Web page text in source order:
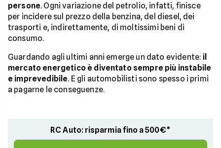
persone. Ogni variazione del petrolio, infatti, finisce
per incidere sul prezzo della benzina, del diesel, dei
trasporti e, indirettamente, di moltissimi beni di
consumo.
Guardando agli ultimi anni emerge un dato evidente: il
mercato energetico è diventato sempre più instabile
e imprevedibile. E gli automobilisti sono spesso i primi
a pagarne le conseguenze.
RC Auto: risparmia fino a 500€*